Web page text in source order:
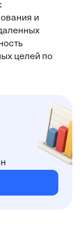
и
целей по